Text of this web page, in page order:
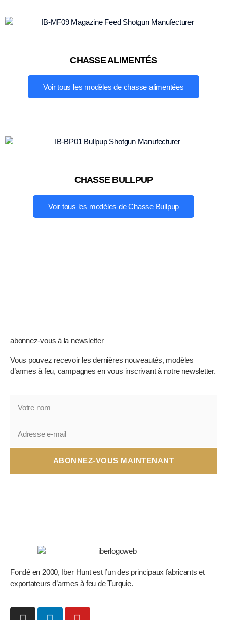
CHASSE ALIMENTÉS
Voir tous les modèles de chasse alimentées
CHASSE BULLPUP
Voir tous les modèles de Chasse Bullpup
abonnez-vous à la newsletter
Vous pouvez recevoir les dernières nouveautés, modèles
d’armes à feu, campagnes en vous inscrivant à notre newsletter.
ABONNEZ-VOUS MAINTENANT
Fondé en 2000, Iber Hunt est l’un des principaux fabricants et
exportateurs d’armes à feu de Turquie.